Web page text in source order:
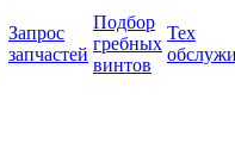
Запрос
запчастей
Подбор
гребных
винтов
Тех